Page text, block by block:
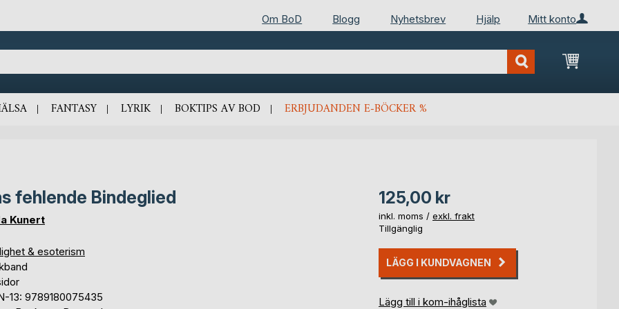
Mitt konto
Om BoD Blogg Nyhetsbrev Hjälp
Min
FANTASY LYRIK BOKTIPS AV BOD ERBJUDANDEN E-BÖCKER %
fehlende Bindeglied
Kunert
& esoterism
13: 9789180075435
125,00 kr
inkl. moms / exkl. frakt
Tillgänglig
LÄGG I KUNDVAGNEN
Lägg till i kom-ihåglista